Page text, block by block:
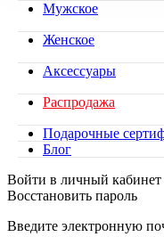
Мужское
Женское
Аксессуары
Распродажа
Подарочные
Блог
Войти в личный кабинет
Восстановить пароль
Введите электронную